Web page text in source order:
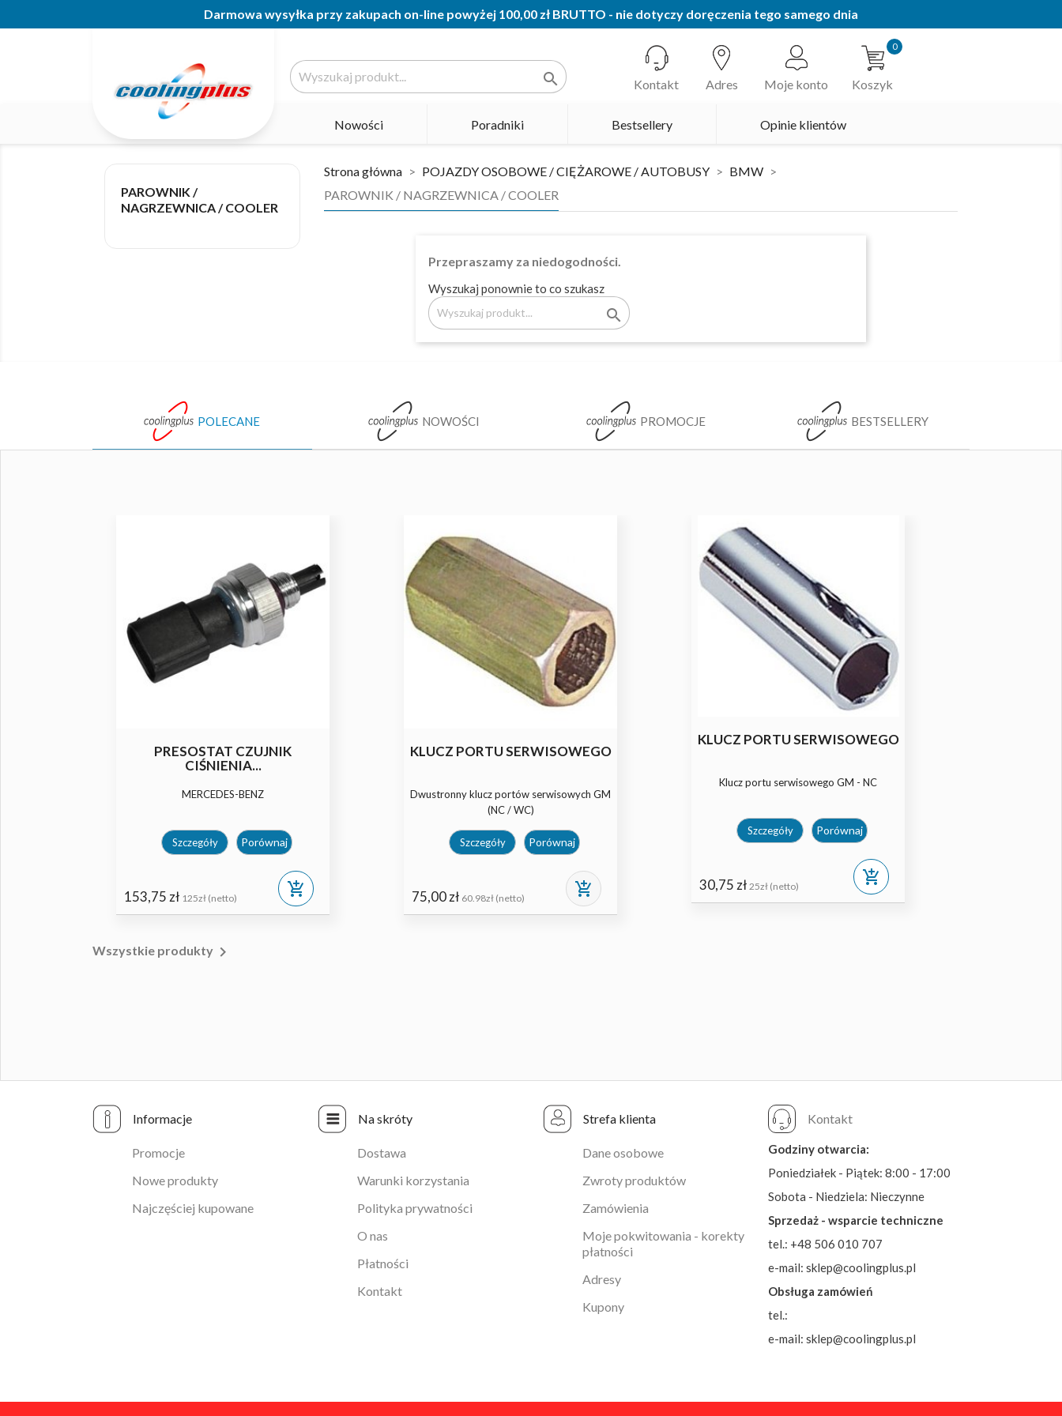
Darmowa wysyłka przy zakupach on-line powyżej 100,00 zł BRUTTO - nie dotyczy doręczenia tego samego dnia
 Kontakt Adres Moje konto
0
Koszyk
Nowości Poradniki Bestsellery Opinie klientów
PAROWNIK /
NAGRZEWNICA / COOLER
Strona główna POJAZDY OSOBOWE / CIĘŻAROWE / AUTOBUSY
BMW
PAROWNIK / NAGRZEWNICA / COOLER
Przepraszamy za niedogodności.
Wyszukaj ponownie to co szukasz

POLECANE NOWOŚCI PROMOCJE BESTSELLERY
PRESOSTAT CZUJNIK
CIŚNIENIA...
MERCEDES-BENZ
Szczegóły Porównaj
153,75 zł 125zł (netto) add_shopping_cart
KLUCZ PORTU SERWISOWEGO
Dwustronny klucz portów serwisowych GM
(NC / WC)
Szczegóły Porównaj
75,00 zł 60.98zł (netto) add_shopping_cart
KLUCZ PORTU SERWISOWEGO
Klucz portu serwisowego GM - NC
Szczegóły Porównaj
30,75 zł 25zł (netto) add_shopping_cart
Wszystkie produkty 
Informacje
Promocje
Nowe produkty
Najczęściej kupowane
Na skróty
Dostawa
Warunki korzystania
Polityka prywatności
O nas
Płatności
Kontakt
Strefa klienta
Dane osobowe
Zwroty produktów
Zamówienia
Moje pokwitowania - korekty
płatności
Adresy
Kupony
Kontakt
Godziny otwarcia:
Poniedziałek - Piątek: 8:00 - 17:00
Sobota - Niedziela: Nieczynne
Sprzedaż - wsparcie techniczne
tel.: +48 506 010 707
e-mail: sklep@coolingplus.pl
Obsługa zamówień
tel.:
e-mail: sklep@coolingplus.pl